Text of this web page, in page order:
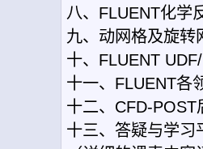
八、FLUENT化学
九、动网格及旋转
十、FLUENT
十一、FLUENT各
十二、CFD-
十三、答疑与学习